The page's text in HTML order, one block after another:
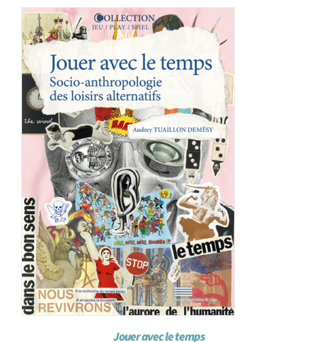
Jouer avec le temps